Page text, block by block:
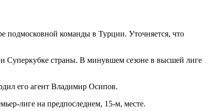
подмосковной команды в Турции. Уточняется, что
Суперкубке страны. В минувшем сезоне в высшей лиге
его агент Владимир Осипов.
лиге на предпоследнем, 15-м, месте.